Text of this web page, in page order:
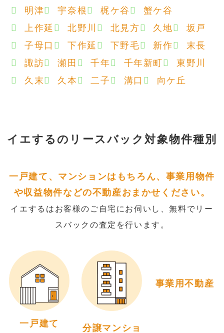
明津 宇奈根 梶ケ谷
蟹ケ谷
上作延
北野川 北見方 久地
坂戸
子母口
下作延 下野毛 新作
末長
諏訪
瀬田 千年 千年新町
東野川
久末
久本 二子 溝口 向ケ丘
イエするの リースバック対象物件種別
一戸建て、マンションはもちろん、事業用物件
や収益物件などの不動産おまかせください。
イエするはお客様のご自宅にお伺いし、無料でリー
スバックの査定を行います。
一戸建て
分譲マンショ
事業用不動産